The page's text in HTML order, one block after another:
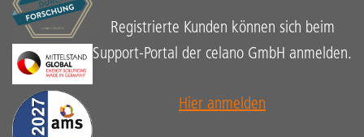
Registrierte Kunden können sich beim
Support-Portal der celano GmbH anmelden.
Hier anmelden